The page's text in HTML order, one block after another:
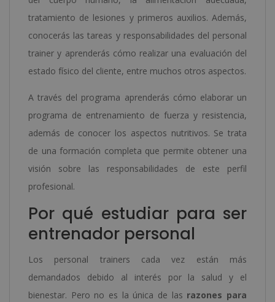
tratamiento de lesiones y primeros auxilios. Además,
conocerás las tareas y responsabilidades del personal
trainer y aprenderás cómo realizar una evaluación del
estado físico del cliente, entre muchos otros aspectos.
A través del programa aprenderás cómo elaborar un
programa de entrenamiento de fuerza y resistencia,
además de conocer los aspectos nutritivos. Se trata
de una formación completa que permite obtener una
visión sobre las responsabilidades de este perfil
profesional.
Por qué estudiar para ser
entrenador personal
Los personal trainers cada vez están más
demandados debido al interés por la salud y el
bienestar. Pero no es la única de las razones para